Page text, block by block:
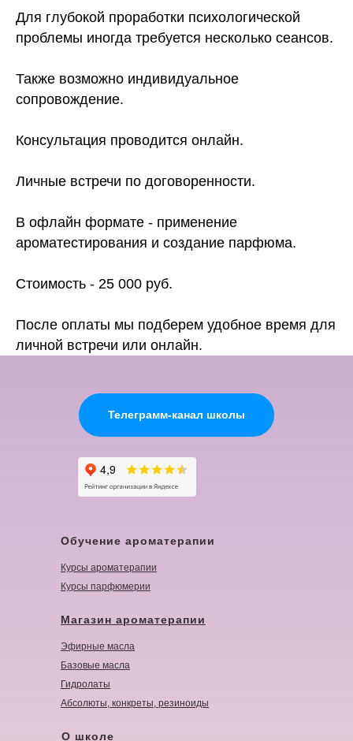
Для глубокой проработки психологической
проблемы иногда требуется несколько сеансов.
Также возможно индивидуальное
сопровождение.
Консультация проводится онлайн.
Личные встречи по договоренности.
В офлайн формате - применение
ароматестирования и создание парфюма.
Стоимость - 25 000 руб.
После оплаты мы подберем удобное время для
личной встречи или онлайн.
Обучение ароматерапии
Курсы ароматерапии
Курсы парфюмерии
Магазин ароматерапии
Эфирные масла
Базовые масла
Гидролаты
Абсолюты, конкреты, резиноиды
О школе
Телеграмм-канал школы